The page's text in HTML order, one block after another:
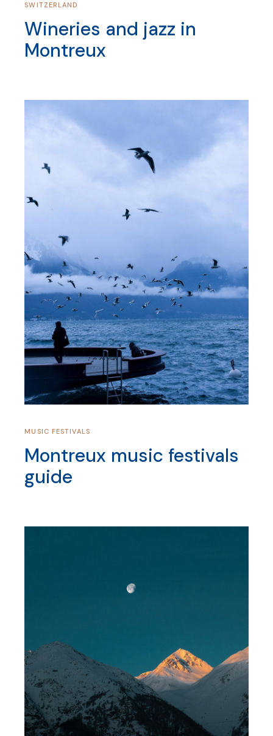
SWITZERLAND
Wineries and jazz in
Montreux
MUSIC FESTIVALS
Montreux music festivals
guide